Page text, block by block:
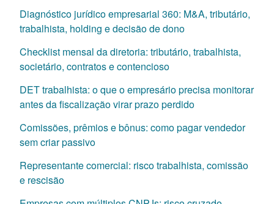
Diagnóstico jurídico empresarial 360: M&A, tributário,
trabalhista, holding e decisão de dono
Checklist mensal da diretoria: tributário, trabalhista,
societário, contratos e contencioso
DET trabalhista: o que o empresário precisa monitorar
antes da fiscalização virar prazo perdido
Comissões, prêmios e bônus: como pagar vendedor
sem criar passivo
Representante comercial: risco trabalhista, comissão
e rescisão